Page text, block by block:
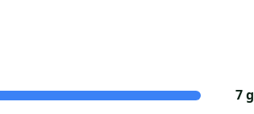
7 g